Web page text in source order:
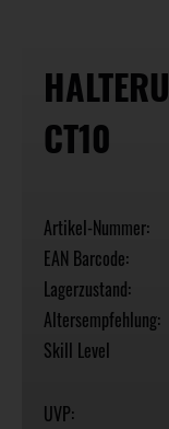
CT10
Artikel-Nummer:
EAN Barcode:
Lagerzustand:
Altersempfehlung:
Skill Level
UVP: